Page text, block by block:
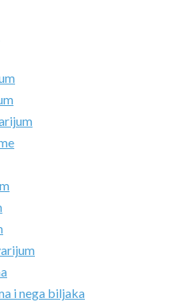
i nega biljaka